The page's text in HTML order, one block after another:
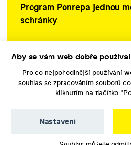
Program Ponrepa jednou
schránky
Aby se vám web dobře
Pro co nejpohodlnější používání
souhlas se zpracováním souborů
kliknutím na tlačítko
Nastavení